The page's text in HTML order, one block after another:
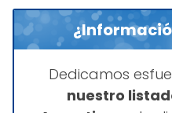
Dedicamos
nuestro